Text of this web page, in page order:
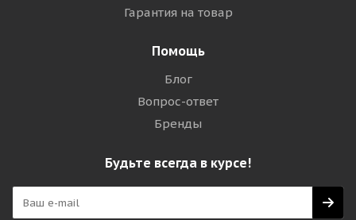
Гарантия на товар
Помощь
Блог
Вопрос-ответ
Бренды
Будьте всегда в курсе!